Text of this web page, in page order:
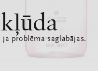
problēma saglabājas.